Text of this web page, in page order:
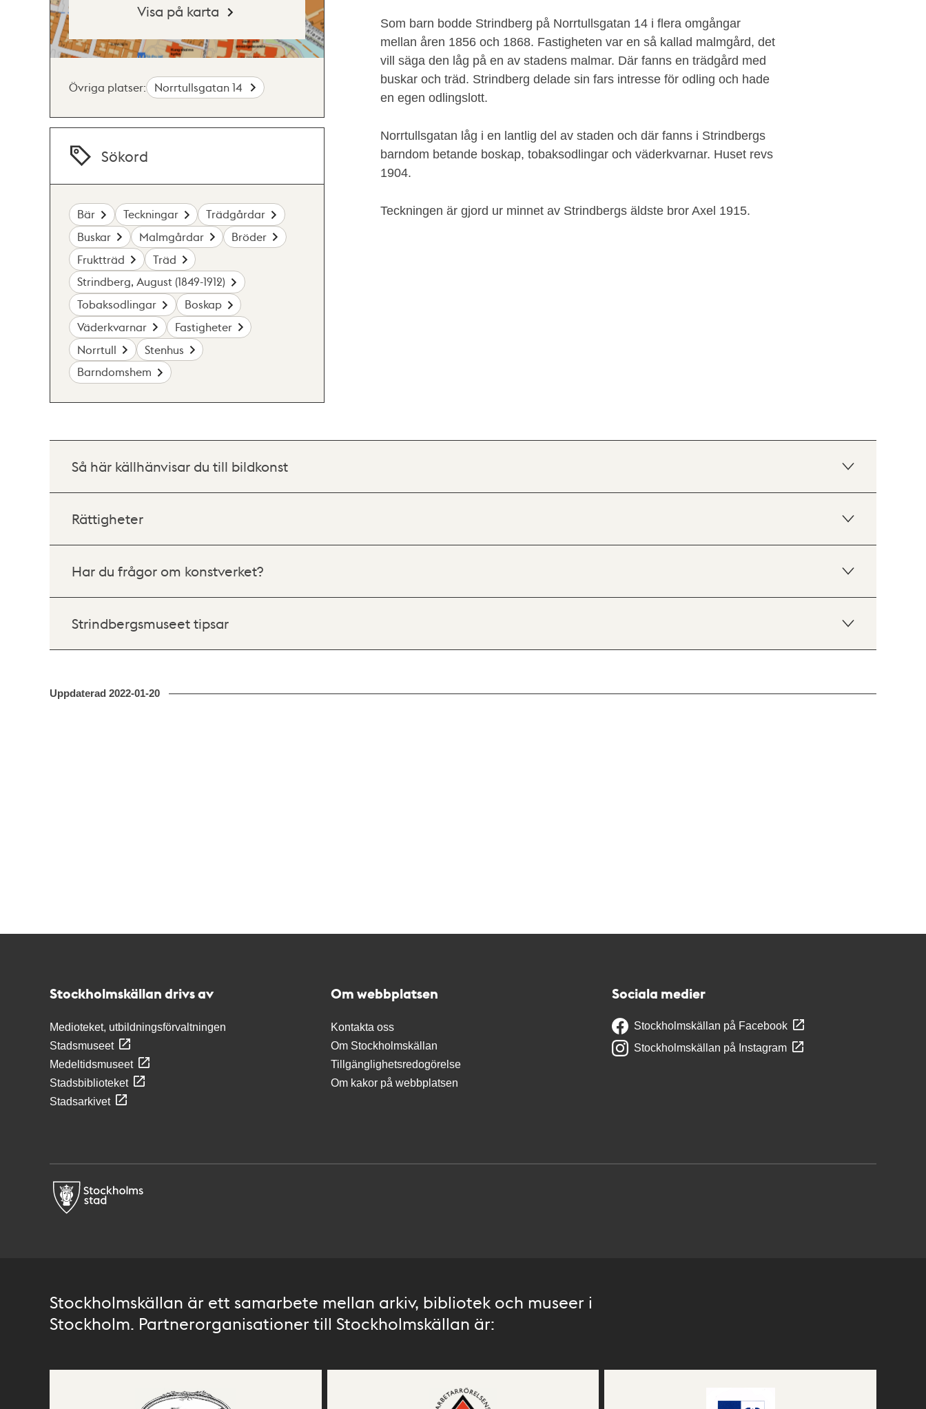
Som barn bodde Strindberg på Norrtullsgatan 14 i flera omgångar
mellan åren 1856 och 1868. Fastigheten var en så kallad malmgård, det
vill säga den låg på en av stadens malmar. Där fanns en trädgård med
buskar och träd. Strindberg delade sin fars intresse för odling och hade
en egen odlingslott.
Norrtullsgatan låg i en lantlig del av staden och där fanns i Strindbergs
barndom betande boskap, tobaksodlingar och väderkvarnar. Huset revs
1904.
Teckningen är gjord ur minnet av Strindbergs äldste bror Axel 1915.
Visa på karta
Övriga platser: Norrtullsgatan 14
Sökord
Bär Teckningar
Trädgårdar
Buskar
Malmgårdar
Bröder
Fruktträd
Träd
Strindberg, August (1849-1912)
Tobaksodlingar
Boskap
Väderkvarnar
Fastigheter
Norrtull
Stenhus
Barndomshem
Så här källhänvisar du till bildkonst
Rättigheter
Har du frågor om konstverket?
Strindbergsmuseet tipsar
Uppdaterad 2022-01-20
Stockholmskällan drivs av
Medioteket, utbildningsförvaltningen
Stadsmuseet
Medeltidsmuseet
Stadsbiblioteket
Stadsarkivet
Om webbplatsen
Kontakta oss
Om Stockholmskällan
Tillgänglighetsredogörelse
Om kakor på webbplatsen
Sociala medier
Stockholmskällan på Facebook
Stockholmskällan på Instagram
Stockholmskällan är ett samarbete mellan arkiv, bibliotek och museer i
Stockholm. Partnerorganisationer till Stockholmskällan är: